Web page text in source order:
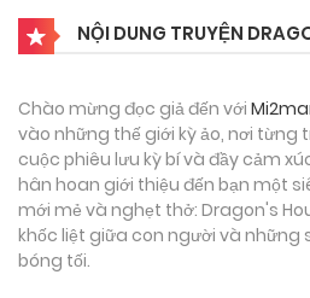
NỘI DUNG TRUYỆN
Chào mừng đọc giả đến với
vào những thế giới kỳ ảo, nơi từng
cuộc phiêu lưu kỳ bí và đầy cảm
hân hoan giới thiệu đến bạn một
mới mẻ và nghẹt thở: Dragon's
khốc liệt giữa con người và những
bóng tối.